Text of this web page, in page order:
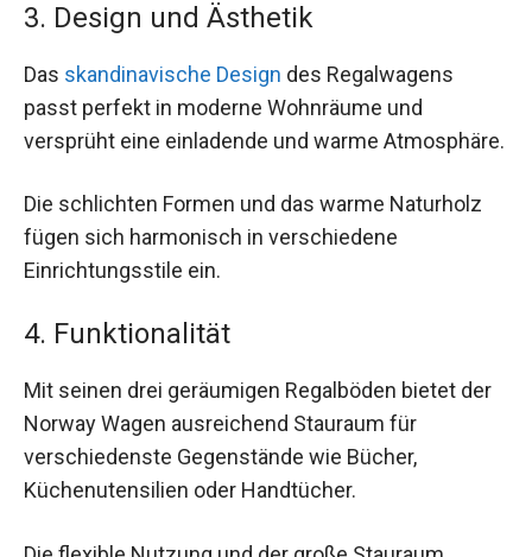
3. Design und Ästhetik
Das skandinavische Design des Regalwagens
passt perfekt in moderne Wohnräume und
versprüht eine einladende und warme Atmosphäre.
Die schlichten Formen und das warme Naturholz
fügen sich harmonisch in verschiedene
Einrichtungsstile ein.
4. Funktionalität
Mit seinen drei geräumigen Regalböden bietet der
Norway Wagen ausreichend Stauraum für
verschiedenste Gegenstände wie Bücher,
Küchenutensilien oder Handtücher.